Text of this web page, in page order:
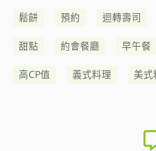
鬆餅 預約 迴轉壽司
甜點 約會餐廳 早午餐
高CP值 義式料理 美式